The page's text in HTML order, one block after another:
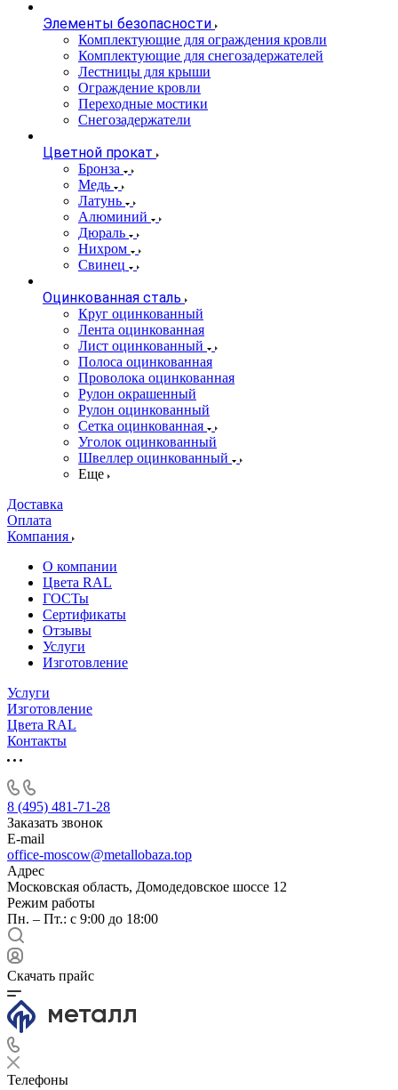
Элементы безопасности
Комплектующие для ограждения кровли
Комплектующие для снегозадержателей
Лестницы для крыши
Ограждение кровли
Переходные мостики
Снегозадержатели
Цветной прокат
Бронза
Медь
Латунь
Алюминий
Дюраль
Нихром
Свинец
Оцинкованная сталь
Круг оцинкованный
Лента оцинкованная
Лист оцинкованный
Полоса оцинкованная
Проволока оцинкованная
Рулон окрашенный
Рулон оцинкованный
Сетка оцинкованная
Уголок оцинкованный
Швеллер оцинкованный
Еще
Доставка
Оплата
Компания
О компании
Цвета RAL
ГОСТы
Сертификаты
Отзывы
Услуги
Изготовление
Услуги
Изготовление
Цвета RAL
Контакты
8 (495) 481-71-28
Заказать звонок
E-mail
office-moscow@metallobaza.top
Адрес
Московская область, Домодедовское шоссе 12
Режим работы
Пн. – Пт.: с 9:00 до 18:00
Скачать прайс
Телефоны